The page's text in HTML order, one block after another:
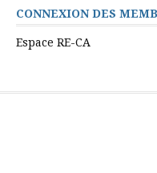
CONNEXION DES
Espace RE-CA